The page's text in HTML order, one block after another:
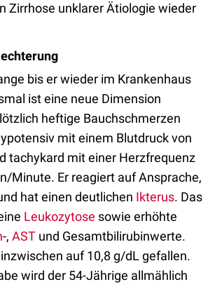
Zirrhose unklarer Ätiologie wieder
bis er wieder im Krankenhaus
ist eine neue Dimension
heftige Bauchschmerzen
mit einem Blutdruck von
tachykard mit einer Herzfrequenz
Minute. Er reagiert auf Ansprache,
hat einen deutlichen Ikterus. Das
Leukozytose sowie erhöhte
-, AST und Gesamtbilirubinwerte.
auf 10,8 g/dL gefallen.
wird der 54-Jährige allmählich